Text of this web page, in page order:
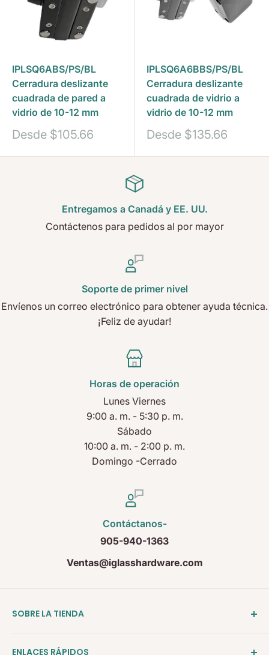
IPLSQ6ABS/PS/BL
Cerradura deslizante
cuadrada de pared a
vidrio de 10-12 mm
Precio
venta
Desde $105.66
IPLSQ6A6BBS/PS/BL
Cerradura deslizante
cuadrada de vidrio a
vidrio de 10-12 mm
Precio
venta
Desde $135.66
Entregamos a Canadá y EE. UU.
Contáctenos para pedidos al por mayor
Soporte de primer nivel
Envíenos un correo electrónico para obtener ayuda técnica.
¡Feliz de ayudar!
Horas de operación
Lunes Viernes
9:00 a. m. - 5:30 p. m.
Sábado
10:00 a. m. - 2:00 p. m.
Domingo -Cerrado
Contáctanos-
905-940-1363
Ventas@iglasshardware.com
SOBRE LA TIENDA
ENLACES RÁPIDOS